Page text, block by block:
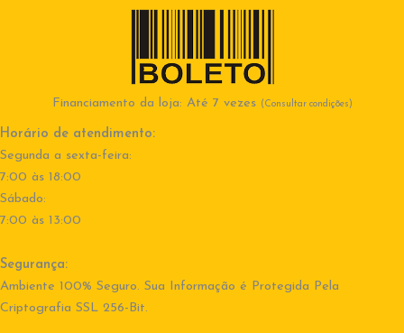
Financiamento da loja: Até 7 vezes (Consultar condições)
Horário de atendimento:
Segunda a sexta-feira:
7:00 às 18:00
Sábado:
7:00 às 13:00
Segurança:
Ambiente 100% Seguro. Sua Informação é Protegida Pela
Criptografia SSL 256-Bit.